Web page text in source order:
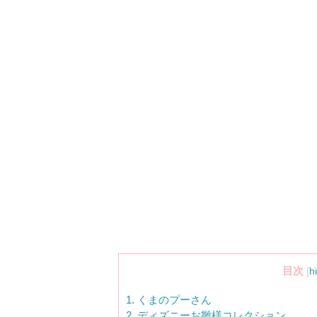
目次 [
1. くまのプーさん